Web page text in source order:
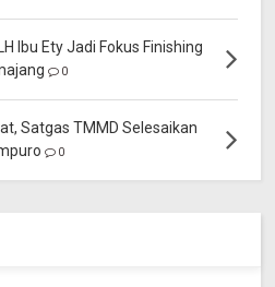
Ibu Ety Jadi Fokus Finishing
0
Satgas TMMD Selesaikan
0